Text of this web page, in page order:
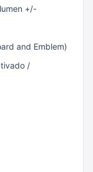
+/-
and Emblem)
/